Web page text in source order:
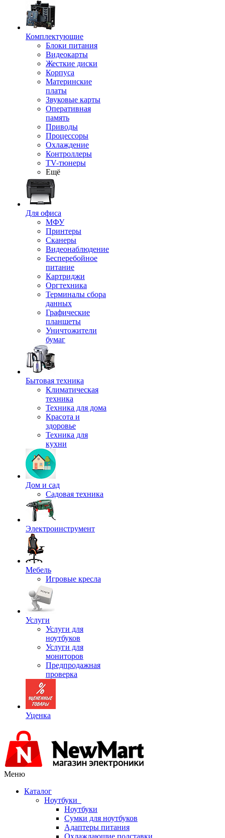
Комплектующие
Блоки питания
Видеокарты
Жесткие диски
Корпуса
Материнские
платы
Звуковые карты
Оперативная
память
Приводы
Процессоры
Охлаждение
Контроллеры
TV-тюнеры
Ещё
Для офиса
МФУ
Принтеры
Сканеры
Видеонаблюдение
Бесперебойное
питание
Картриджи
Оргтехника
Терминалы сбора
данных
Графические
планшеты
Уничтожители
бумаг
Бытовая техника
Климатическая
техника
Техника для дома
Красота и
здоровье
Техника для
кухни
Дом и сад
Садовая техника
Электроинструмент
Мебель
Игровые кресла
Услуги
Услуги для
ноутбуков
Услуги для
мониторов
Предпродажная
проверка
Уценка
Меню
Каталог
Ноутбуки
Ноутбуки
Сумки для ноутбуков
Адаптеры питания
Охлаждающие подставки